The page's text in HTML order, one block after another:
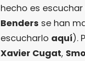
hecho es
Benders se han
escucharlo aquí).
Xavier Cugat,